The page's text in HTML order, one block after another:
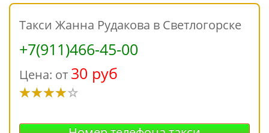
Такси Жанна Рудакова в Светлогорске
+7(911)466-45-00
Цена: от 30 руб